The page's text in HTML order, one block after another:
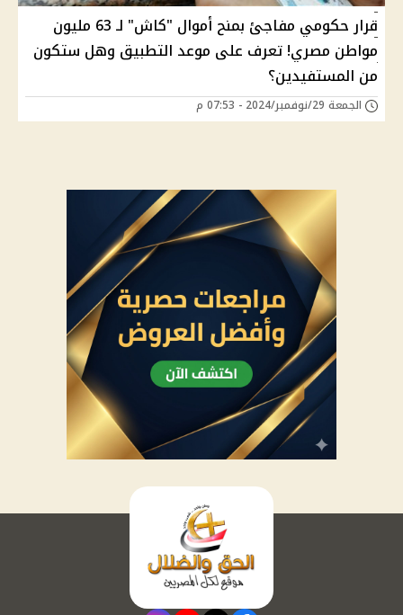
قرار حكومي مفاجئ بمنح أموال "كاش" لـ 63 مليون
مواطن مصري! تعرف على موعد التطبيق وهل ستكون
من المستفيدين؟
الجمعة 29/نوفمبر/2024 - 07:53 م